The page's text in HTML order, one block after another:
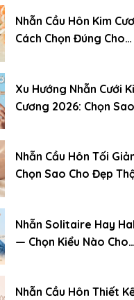
Nhẫn Cầu Hôn Kim
Cách Chọn Đúng Cho
Xu Hướng Nhẫn Cưới
Cương 2026: Chọn Sao
Nhẫn Cầu Hôn Tối
Chọn Sao Cho Đẹp
Nhẫn Solitaire Hay
— Chọn Kiểu Nào Cho
Nhẫn Cầu Hôn Thiết